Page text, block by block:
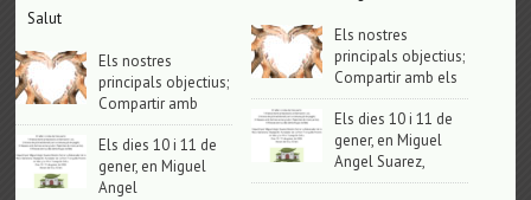
Salut
Els nostres
principals objectius;
Compartir amb
Els dies 10 i 11 de
gener, en Miguel
Angel
Els nostres
principals objectius;
Compartir amb els
Els dies 10 i 11 de
gener, en Miguel
Angel Suarez,